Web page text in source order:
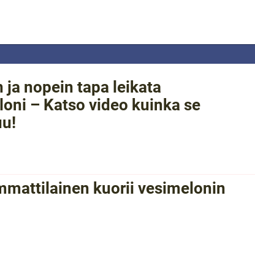
ja nopein tapa leikata
– Katso video kuinka se
kuorii vesimelonin